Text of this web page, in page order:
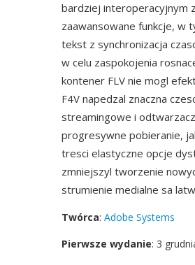
bardziej interoperacyjnym
zaawansowane funkcje, w
tekst z synchronizacja
w celu zaspokojenia
kontener FLV nie mogl
F4V napedzal znaczna
streamingowe i
progresywne pobieranie,
tresci elastyczne opcje
zmniejszyl tworzenie
strumienie medialne sa
Twórca: Adobe Systems
Pierwsze wydanie: 3